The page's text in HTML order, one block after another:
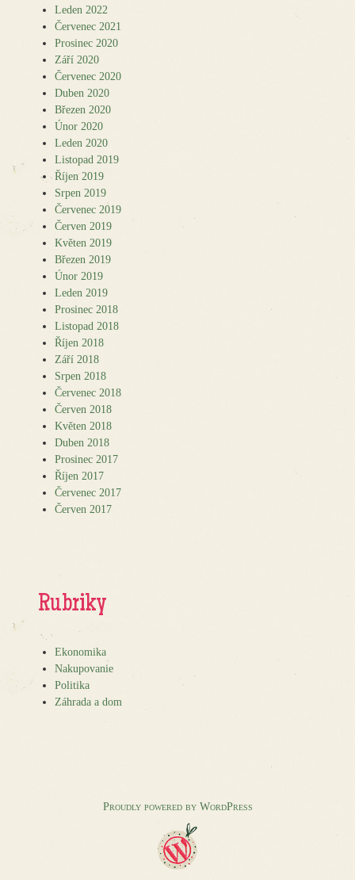
Leden 2022
Červenec 2021
Prosinec 2020
Září 2020
Červenec 2020
Duben 2020
Březen 2020
Únor 2020
Leden 2020
Listopad 2019
Říjen 2019
Srpen 2019
Červenec 2019
Červen 2019
Květen 2019
Březen 2019
Únor 2019
Leden 2019
Prosinec 2018
Listopad 2018
Říjen 2018
Září 2018
Srpen 2018
Červenec 2018
Červen 2018
Květen 2018
Duben 2018
Prosinec 2017
Říjen 2017
Červenec 2017
Červen 2017
Rubriky
Ekonomika
Nakupovanie
Politika
Záhrada a dom
Proudly powered by WordPress